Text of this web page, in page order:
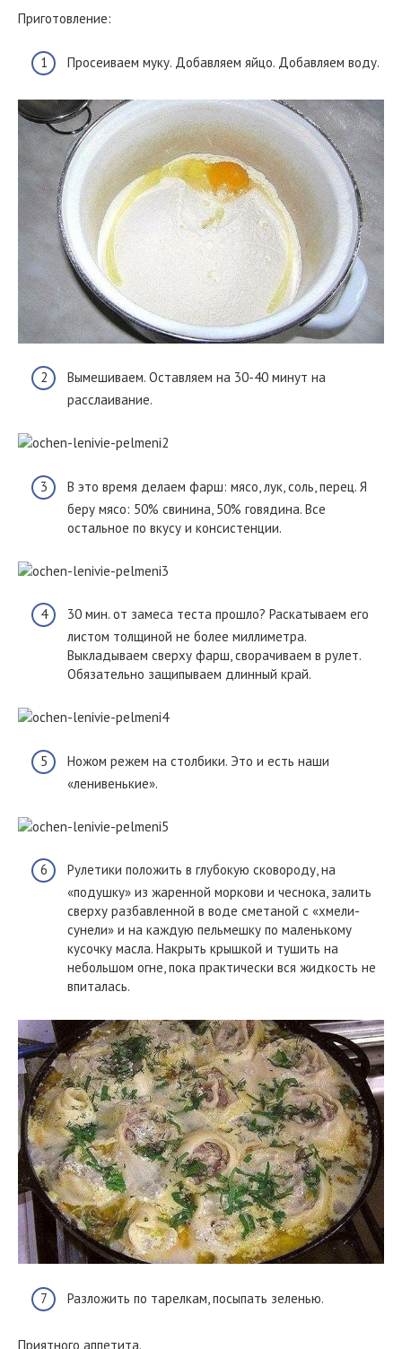
Приготовление:
Просеиваем муку. Добавляем яйцо. Добавляем воду.
Вымешиваем. Оставляем на 30-40 минут на
расслаивание.
В это время делаем фарш: мясо, лук, соль, перец. Я
беру мясо: 50% свинина, 50% говядина. Все
остальное по вкусу и консистенции.
30 мин. от замеса теста прошло? Раскатываем его
листом толщиной не более миллиметра.
Выкладываем сверху фарш, сворачиваем в рулет.
Обязательно защипываем длинный край.
Ножом режем на столбики. Это и есть наши
«ленивенькие».
Рулетики положить в глубокую сковороду, на
«подушку» из жаренной моркови и чеснока, залить
сверху разбавленной в воде сметаной с «хмели-
сунели» и на каждую пельмешку по маленькому
кусочку масла. Накрыть крышкой и тушить на
небольшом огне, пока практически вся жидкость не
впиталась.
Разложить по тарелкам, посыпать зеленью.
Приятного аппетита.